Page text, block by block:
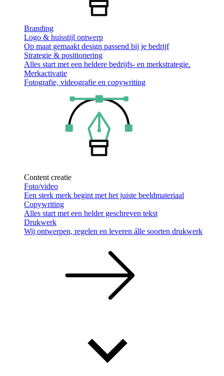
Branding
Logo & huisstijl ontwerp
Op maat gemaakt design passend bij je bedrijf
Strategie & positionering
Alles start met een heldere bedrijfs- en merkstrategie.
Merkactivatie
Fotografie, videografie en copywriting
Content creatie
Foto/video
Een sterk merk begint met het juiste beeldmateriaal
Copywriting
Alles start met een helder geschreven tekst
Drukwerk
Wij ontwerpen, regelen en leveren álle soorten drukwerk